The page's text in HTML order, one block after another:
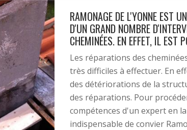
RAMONAGE DE L'YONNE EST
D'UN GRAND NOMBRE
CHEMINÉES. EN EFFET, IL EST
Les réparations des
très difficiles à effectuer. En
des détériorations de la
des réparations. Pour
compétences d'un expert en
indispensable de convier